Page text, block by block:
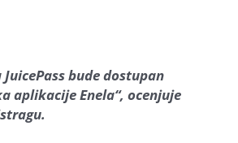
bude dostupan
aplikacije Enela“, ocenjuje